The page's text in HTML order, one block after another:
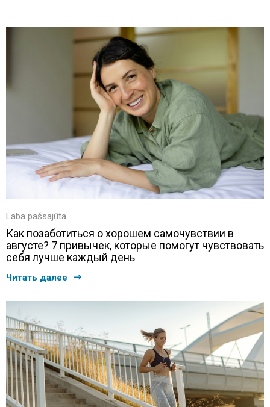
Laba pašsajūta
Как позаботиться о хорошем самочувствии в
августе? 7 привычек, которые помогут чувствовать
себя лучше каждый день
Читать далее